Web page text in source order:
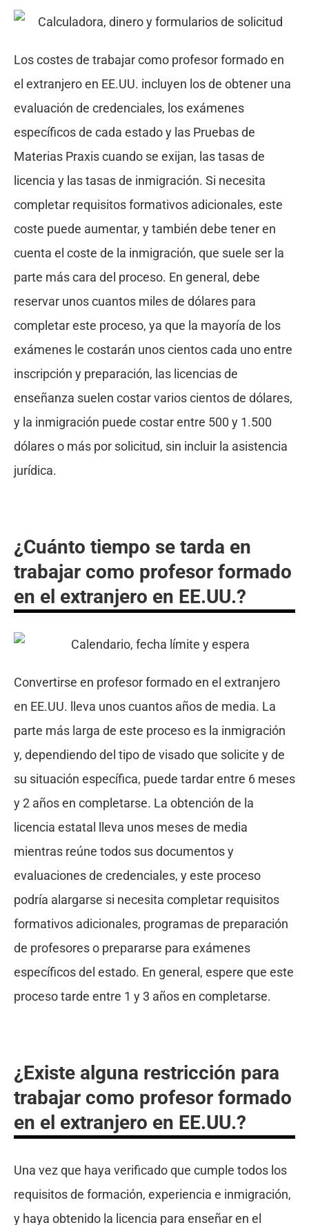
Los costes de trabajar como profesor formado en
el extranjero en EE.UU. incluyen los de obtener una
evaluación de credenciales, los exámenes
específicos de cada estado y las Pruebas de
Materias Praxis cuando se exijan, las tasas de
licencia y las tasas de inmigración. Si necesita
completar requisitos formativos adicionales, este
coste puede aumentar, y también debe tener en
cuenta el coste de la inmigración, que suele ser la
parte más cara del proceso. En general, debe
reservar unos cuantos miles de dólares para
completar este proceso, ya que la mayoría de los
exámenes le costarán unos cientos cada uno entre
inscripción y preparación, las licencias de
enseñanza suelen costar varios cientos de dólares,
y la inmigración puede costar entre 500 y 1.500
dólares o más por solicitud, sin incluir la asistencia
jurídica.
¿Cuánto tiempo se tarda en
trabajar como profesor formado
en el extranjero en EE.UU.?
Convertirse en profesor formado en el extranjero
en EE.UU. lleva unos cuantos años de media. La
parte más larga de este proceso es la inmigración
y, dependiendo del tipo de visado que solicite y de
su situación específica, puede tardar entre 6 meses
y 2 años en completarse. La obtención de la
licencia estatal lleva unos meses de media
mientras reúne todos sus documentos y
evaluaciones de credenciales, y este proceso
podría alargarse si necesita completar requisitos
formativos adicionales, programas de preparación
de profesores o prepararse para exámenes
específicos del estado. En general, espere que este
proceso tarde entre 1 y 3 años en completarse.
¿Existe alguna restricción para
trabajar como profesor formado
en el extranjero en EE.UU.?
Una vez que haya verificado que cumple todos los
requisitos de formación, experiencia e inmigración,
y haya obtenido la licencia para enseñar en el